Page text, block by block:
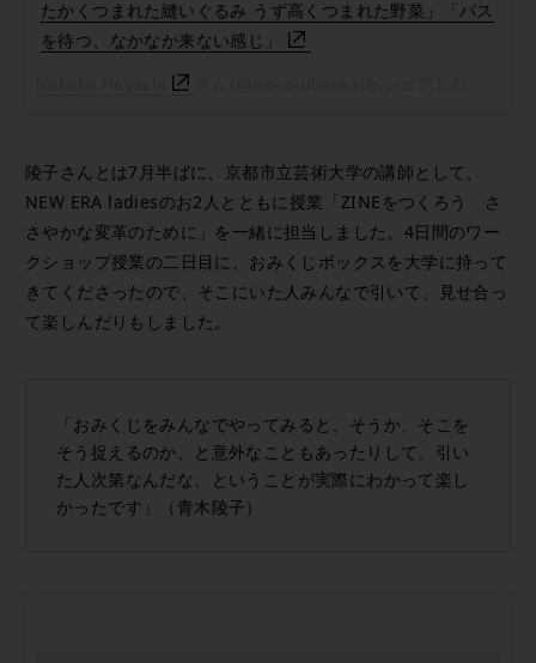
たかくつまれた縫いぐるみ うず高くつまれた野菜」「バス
を待つ、なかなか来ない感じ」
陵子さんとは7月半ばに、京都市立芸術大学の講師として、
NEW ERA ladiesのお2人とともに授業「ZINEをつくろう さ
さやかな変革のために」を一緒に担当しました。4日間のワー
クショップ授業の二日目に、おみくじボックスを大学に持って
きてくださったので、そこにいた人みんなで引いて、見せ合っ
て楽しんだりもしました。
「おみくじをみんなでやってみると、そうか、そこを
そう捉えるのか、と意外なこともあったりして。引い
た人次第なんだな、ということが実際にわかって楽し
かったです」（青木陵子）